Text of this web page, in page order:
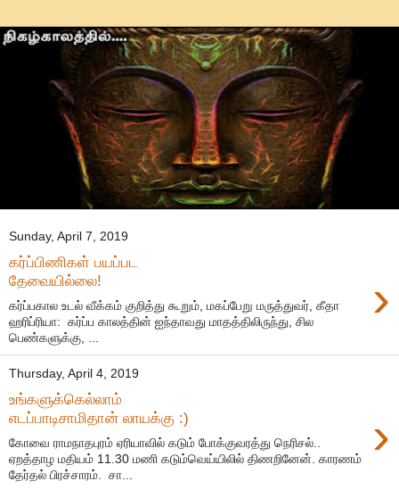
Sunday, April 7, 2019
கர்ப்பிணிகள் பயப்பட
தேவையில்லை!
›
கர்ப்பகால உடல் வீக்கம் குறித்து கூறும், மகப்பேறு மருத்துவர், கீதா
ஹரிப்ரியா: கர்ப்ப காலத்தின் ஐந்தாவது மாதத்திலிருந்து, சில
பெண்களுக்கு, ...
Thursday, April 4, 2019
உங்களுக்கெல்லாம்
எடப்பாடிசாமிதான் லாயக்கு :)
›
கோவை ராமநாதபுரம் ஏரியாவில் கடும் போக்குவரத்து நெரிசல்..
ஏறத்தாழ மதியம் 11.30 மணி கடும்வெய்யிலில் திணறினேன். காரணம்
தேர்தல் பிரச்சாரம். சா...